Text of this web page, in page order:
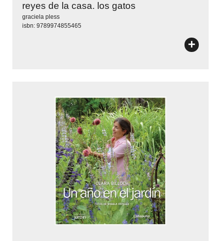
reyes de la casa. los gatos
graciela pless
isbn: 9789974855465
+